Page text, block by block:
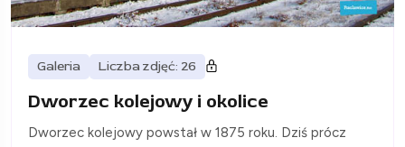
Galeria Liczba zdjęć: 26
Dworzec kolejowy i okolice
Dworzec kolejowy powstał w 1875 roku. Dziś prócz